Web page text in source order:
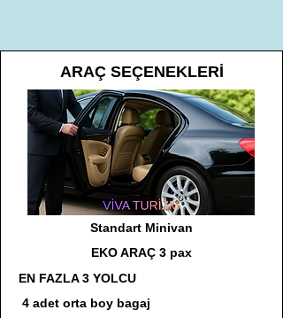
ARAÇ SEÇENEKLERİ
Standart Minivan
EKO ARAÇ 3 pax
EN FAZLA 3 YOLCU
4 adet orta boy bagaj